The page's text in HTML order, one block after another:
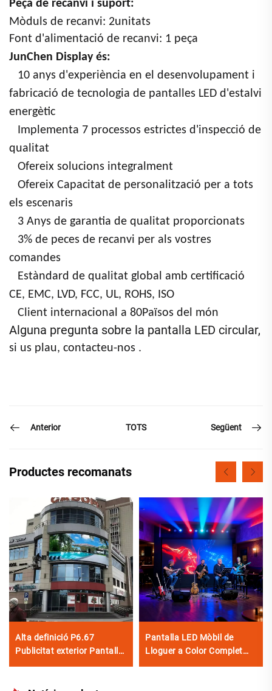
Peça de recanvi i suport:
Mòduls de recanvi: 2unitats
Font d'alimentació de recanvi: 1 peça
JunChen Display és:
10 anys d'experiència en el desenvolupament i
fabricació de tecnologia de pantalles LED d'estalvi
energètic
Implementa 7 processos estrictes d'inspecció de
qualitat
Ofereix solucions integralment
Ofereix Capacitat de personalització per a tots
els escenaris
3 Anys de garantia de qualitat proporcionats
3% de peces de recanvi per als vostres
comandes
Estàndard de qualitat global amb certificació
CE, EMC, LVD, FCC, UL, ROHS, ISO
Client internacional a 80Països del món
Alguna pregunta sobre la pantalla LED circular,
si us plau, contacteu-nos .
Anterior TOTS Següent
Productes recomanats
Alta definició P6.67
Publicitat exterior Pantalla
Pantalla LED Mòbil de
Lloguer a Color Complet